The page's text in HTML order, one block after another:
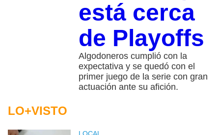
está cerca
de Playoffs
Algodoneros cumplió con la
expectativa y se quedó con el
primer juego de la serie con gran
actuación ante su afición.
LO+VISTO